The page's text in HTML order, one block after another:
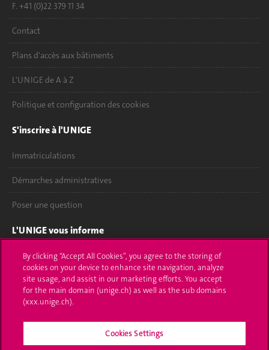
F. +41 (0)22 379 11 34
Contact
Plans d'accès aux bâtiments
L'UNIGE de A à Z
Politique et configuration des cookies
S'inscrire à l'UNIGE
Immatriculations
Démarches administratives
Poser une question
L'UNIGE vous informe
UNIGE Mobile
Médias
Offres d'emploi
By clicking “Accept All Cookies”, you agree to the storing of
cookies on your device to enhance site navigation, analyze
site usage, and assist in our marketing efforts. You accept
for the main domain (unige.ch) as well as the sub domains
(xxx.unige.ch).
Cookies Settings